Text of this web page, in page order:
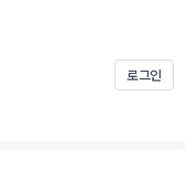
로그인